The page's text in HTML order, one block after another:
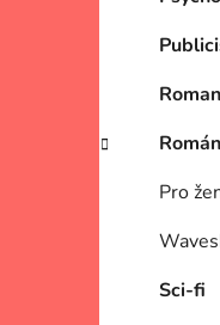
Pro
Sci-fi